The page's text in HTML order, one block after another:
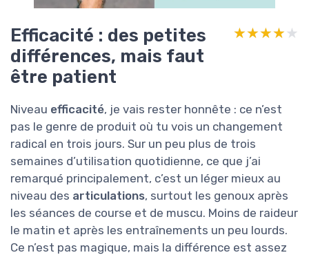
Efficacité : des petites
différences, mais faut
être patient
★★★★★
★★★★★
Niveau efficacité, je vais rester honnête : ce n’est
pas le genre de produit où tu vois un changement
radical en trois jours. Sur un peu plus de trois
semaines d’utilisation quotidienne, ce que j’ai
remarqué principalement, c’est un léger mieux au
niveau des articulations, surtout les genoux après
les séances de course et de muscu. Moins de raideur
le matin et après les entraînements un peu lourds.
Ce n’est pas magique, mais la différence est assez